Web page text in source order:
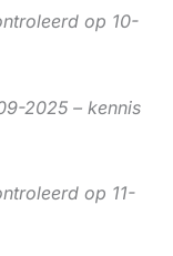
op 10-
2025 – kennis
op 11-